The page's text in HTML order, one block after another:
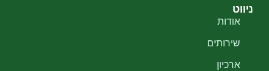
ניווט
אודות
שירותים
ארכיון